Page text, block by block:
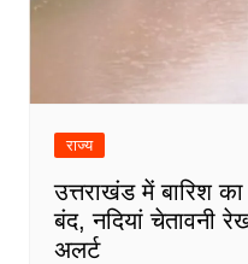
राज्य
उत्तराखंड में बारिश
बंद, नदियां चेतावनी
अलर्ट